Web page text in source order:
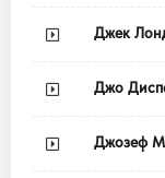
Джек
Джо
Джозеф